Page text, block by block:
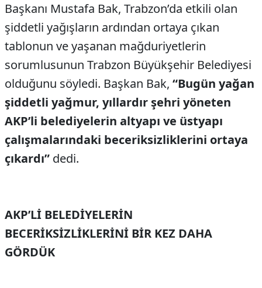
Başkanı Mustafa Bak, Trabzon’da etkili olan
şiddetli yağışların ardından ortaya çıkan
tablonun ve yaşanan mağduriyetlerin
sorumlusunun Trabzon Büyükşehir Belediyesi
olduğunu söyledi. Başkan Bak, “Bugün yağan
şiddetli yağmur, yıllardır şehri yöneten
AKP’li belediyelerin altyapı ve üstyapı
çalışmalarındaki beceriksizliklerini ortaya
çıkardı” dedi.
AKP’Lİ BELEDİYELERİN
BECERİKSİZLİKLERİNİ BİR KEZ DAHA
GÖRDÜK